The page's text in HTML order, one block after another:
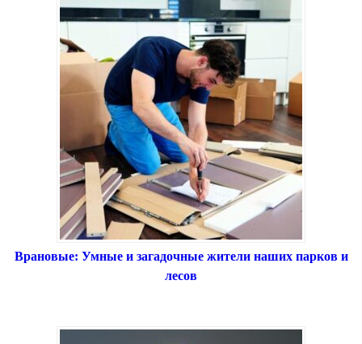
Врановые: Умные и загадочные жители наших парков и
лесов